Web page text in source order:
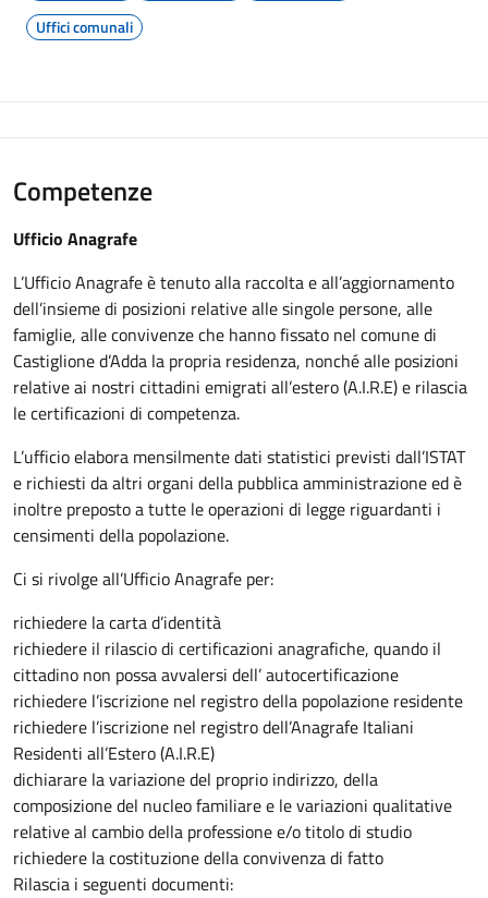
Uffici comunali
Competenze
Ufficio Anagrafe
L’Ufficio Anagrafe è tenuto alla raccolta e all’aggiornamento
dell’insieme di posizioni relative alle singole persone, alle
famiglie, alle convivenze che hanno fissato nel comune di
Castiglione d’Adda la propria residenza, nonché alle posizioni
relative ai nostri cittadini emigrati all’estero (A.I.R.E) e rilascia
le certificazioni di competenza.
L’ufficio elabora mensilmente dati statistici previsti dall’ISTAT
e richiesti da altri organi della pubblica amministrazione ed è
inoltre preposto a tutte le operazioni di legge riguardanti i
censimenti della popolazione.
Ci si rivolge all’Ufficio Anagrafe per:
richiedere la carta d’identità
richiedere il rilascio di certificazioni anagrafiche, quando il
cittadino non possa avvalersi dell’ autocertificazione
richiedere l’iscrizione nel registro della popolazione residente
richiedere l’iscrizione nel registro dell’Anagrafe Italiani
Residenti all’Estero (A.I.R.E)
dichiarare la variazione del proprio indirizzo, della
composizione del nucleo familiare e le variazioni qualitative
relative al cambio della professione e/o titolo di studio
richiedere la costituzione della convivenza di fatto
Rilascia i seguenti documenti: